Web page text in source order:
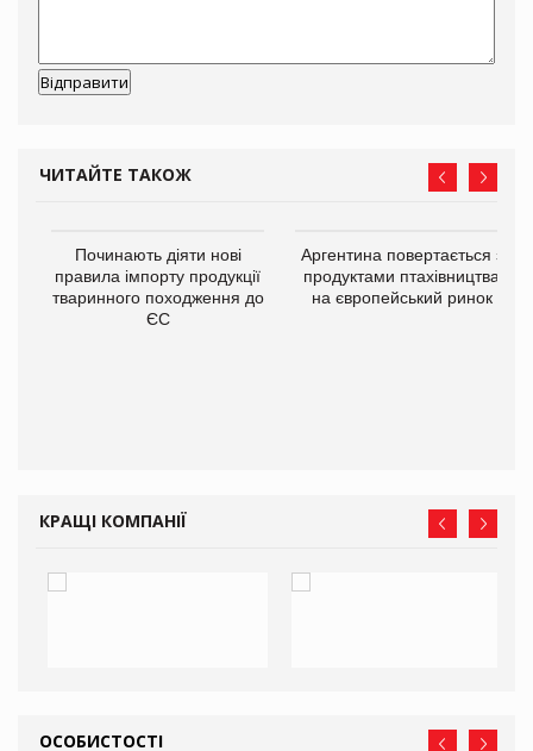
ЧИТАЙТЕ ТАКОЖ
Починають діяти нові
правила імпорту продукції
тваринного походження до
ЄС
Аргентина повертається з
продуктами птахівництва
на європейський ринок
КРАЩІ КОМПАНІЇ
ОСОБИСТОСТІ